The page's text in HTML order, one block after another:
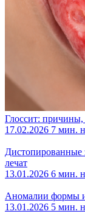
Глоссит:
17.02.2026 7 мин.
Дистопированные
лечат
13.01.2026 6 мин.
Аномалии формы
13.01.2026 5 мин.